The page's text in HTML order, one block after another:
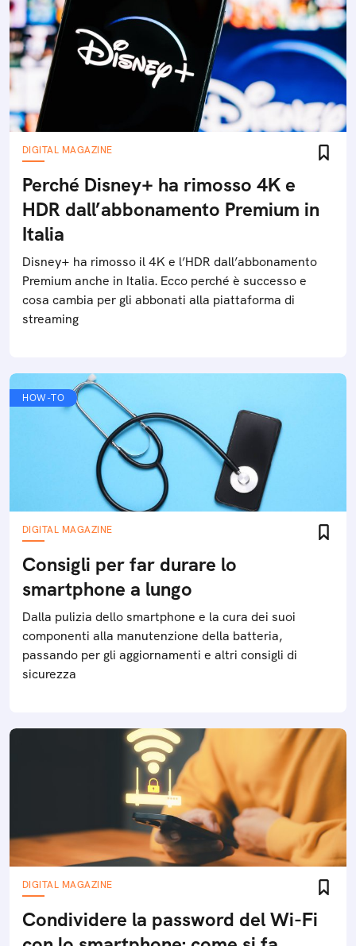
DIGITAL MAGAZINE
Perché Disney+ ha rimosso 4K e
HDR dall’abbonamento Premium in
Italia
Disney+ ha rimosso il 4K e l’HDR dall’abbonamento
Premium anche in Italia. Ecco perché è successo e
cosa cambia per gli abbonati alla piattaforma di
streaming
HOW-TO
DIGITAL MAGAZINE
Consigli per far durare lo
smartphone a lungo
Dalla pulizia dello smartphone e la cura dei suoi
componenti alla manutenzione della batteria,
passando per gli aggiornamenti e altri consigli di
sicurezza
DIGITAL MAGAZINE
Condividere la password del Wi-Fi